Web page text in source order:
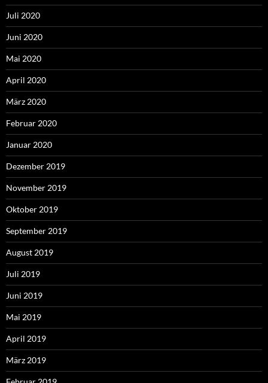
Juli 2020
Juni 2020
Mai 2020
April 2020
März 2020
Februar 2020
Januar 2020
Dezember 2019
November 2019
Oktober 2019
September 2019
August 2019
Juli 2019
Juni 2019
Mai 2019
April 2019
März 2019